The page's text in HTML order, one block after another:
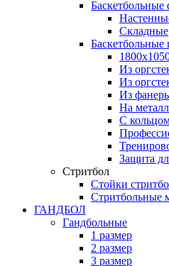
Складные
Из
Из
Из
На
С
Защита
Стритбол
Стойки
Стритбольные
ГАНДБОЛ
Гандбольные
1 размер
2 размер
3 размер